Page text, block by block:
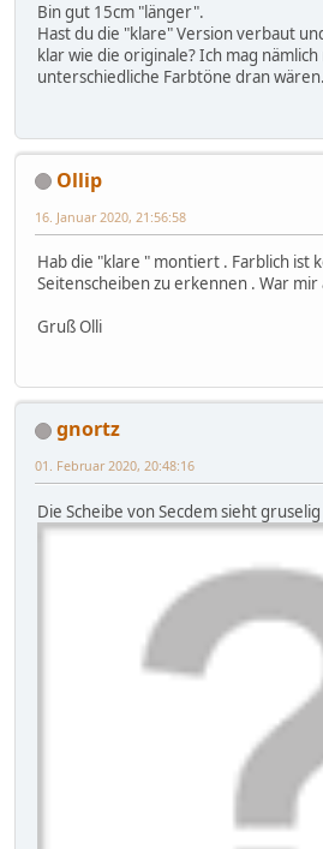
Bin gut 15cm "länger".
Hast du die "klare" Version verbaut
klar wie die originale? Ich mag
unterschiedliche Farbtöne dran wären.
Ollip
16. Januar 2020, 21:56:58
Hab die "klare " montiert . Farblich ist
Seitenscheiben zu erkennen . War mir
Gruß Olli
gnortz
01. Februar 2020, 20:48:16
Die Scheibe von Secdem sieht gruselig